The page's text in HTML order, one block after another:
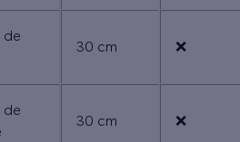
de
30 cm ❌
de
30 cm ❌